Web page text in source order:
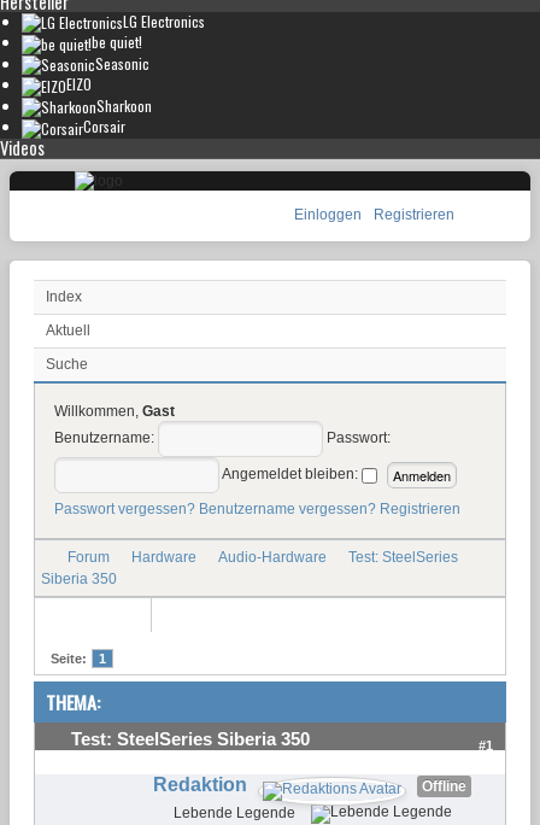
LG Electronics
be quiet!
Seasonic
EIZO
Sharkoon
Corsair
Videos
Einloggen Registrieren
Index
Aktuell
Suche
Willkommen, Gast
Benutzername:
Passwort:
Angemeldet bleiben:
Passwort vergessen? Benutzername vergessen? Registrieren
Forum Hardware Audio-Hardware
Test: SteelSeries
Siberia 350
Seite: 1
THEMA:
Test: SteelSeries Siberia 350 #1
Redaktion
Offline
Lebende Legende